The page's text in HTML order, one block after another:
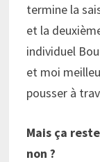
termine la
et la
individuel
et moi
pousser à
Mais ça
non ?